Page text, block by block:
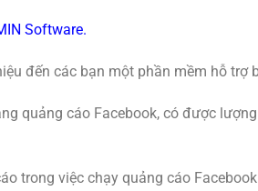
Software.
đến các bạn một phần mềm hỗ trợ
quảng cáo Facebook, có được
trong việc chạy quảng cáo Facebook